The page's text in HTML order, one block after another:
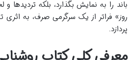
باند را به نمایش بگذارد، بلکه
روز» فراتر از یک سرگرمی صرف، به
پردازد.